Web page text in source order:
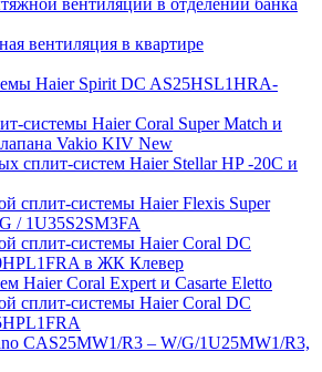
вентиляции в отделении банка
вентиляция в квартире
Haier Spirit DC AS25HSL1HRA-
системы Haier Coral Super Match и
Vakio KIV New
сплит-систем Haier Stellar HP -20С и
сплит-системы Haier Flexis Super
/ 1U35S2SM3FA
сплит-системы Haier Coral DC
в ЖК Клевер
Haier Coral Expert и Casarte Eletto
сплит-системы Haier Coral DC
CAS25MW1/R3 – W/G/1U25MW1/R3,